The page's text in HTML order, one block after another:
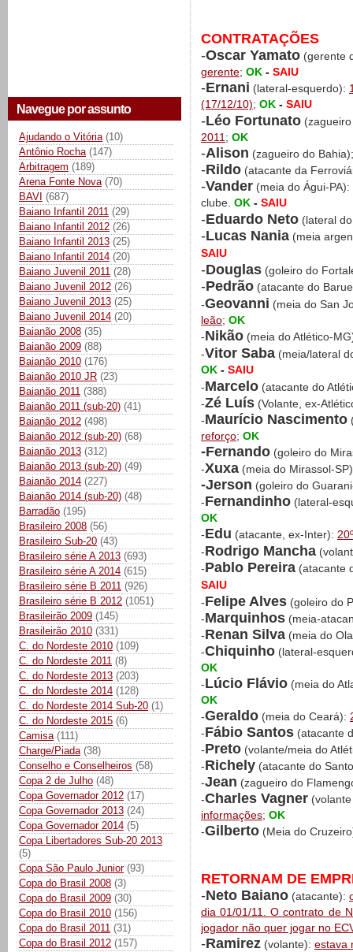
Navegue por assunto
Ajudando o Vitória (10)
Antônio Rocha (147)
Arbitragem (189)
Arena Fonte Nova (70)
BAVI (687)
Baiano Infantil 2011 (29)
Baiano Infantil 2012 (26)
Baiano Infantil 2013 (25)
Baiano Infantil 2014 (20)
Baiano Juvenil 2011 (28)
Baiano Juvenil 2012 (26)
Baiano Juvenil 2013 (25)
Baiano Juvenil 2014 (20)
Baianão 2008 (35)
Baianão 2009 (88)
Baianão 2010 (176)
Baianão 2010 JR (23)
Baianão 2011 (388)
Baianão 2011 (sub-20) (41)
Baianão 2012 (498)
Baianão 2012 (sub-20) (68)
Baianão 2013 (312)
Baianão 2013 (sub-20) (49)
Baianão 2014 (227)
Baianão 2014 (sub-20) (48)
Barradão (195)
Brasileiro 2008 (56)
Brasileiro Sub-20 (43)
Brasileiro série A 2013 (693)
Brasileiro série A 2014 (615)
Brasileiro série B 2011 (926)
Brasileiro série B 2012 (1051)
Brasileirão 2009 (145)
Brasileirão 2010 (331)
C. do Nordeste 2010 (109)
C. do Nordeste 2011 (8)
C. do Nordeste 2013 (203)
C. do Nordeste 2014 (128)
C. do Nordeste 2014 Sub-20 (1)
C. do Nordeste 2015 (6)
Camisa (111)
Charge/Piada (38)
Conselho e Conselheiros (58)
Copa 2 de Julho (48)
Copa Governador 2012 (17)
Copa Governador 2013 (24)
Copa Governador 2014 (5)
Copa Libertadores Sub-20 2013
(5)
Copa São Paulo Junior (93)
Copa do Brasil 2008 (3)
Copa do Brasil 2009 (30)
Copa do Brasil 2010 (156)
Copa do Brasil 2011 (31)
Copa do Brasil 2012 (157)
CONTRATAÇÕES
-Oscar Yamato (gerente
gerente; OK - SAIU
-Ernani (lateral-esquerdo):
(17/12/10); OK - SAIU
-Léo Fortunato
2011; OK
-Alison (zagueiro do
-Rildo (atacante da
-Vander (meia do Águi-PA):
clube. OK - SAIU
-Eduardo Neto (lateral
-Lucas Nania (meia
SAIU
-Douglas (goleiro do
-Pedrão (atacante do
-Geovanni (meia do San
leão; OK
-Nikão (meia do Atlético-
-Vitor Saba (meia/lateral
OK - SAIU
-Marcelo (atacante do
-Zé Luís (Volante, ex-
-Maurício Nascimento
reforço; OK
-Fernando (goleiro do
-Xuxa (meia do Mirassol-
-Jerson (goleiro do
-Fernandinho (lateral-
OK
-Edu (atacante, ex-Inter):
-Rodrigo Mancha
-Pablo Pereira (atacante
SAIU
-Felipe Alves (goleiro do
-Marquinhos (meia-
-Renan Silva (meia do
-Chiquinho (lateral-
OK
-Lúcio Flávio (meia do
OK
-Geraldo (meia do Ceará):
-Fábio Santos (atacante
-Preto (volante/meia do
-Richely (atacante do
-Jean (zagueiro do
-Charles Vagner
informações; OK
-Gilberto (Meia do
RETORNAM DE
-Neto Baiano (atacante):
dia 01/01/11. O contrato de
jogador não quer jogar no
-Ramirez (volante): estava